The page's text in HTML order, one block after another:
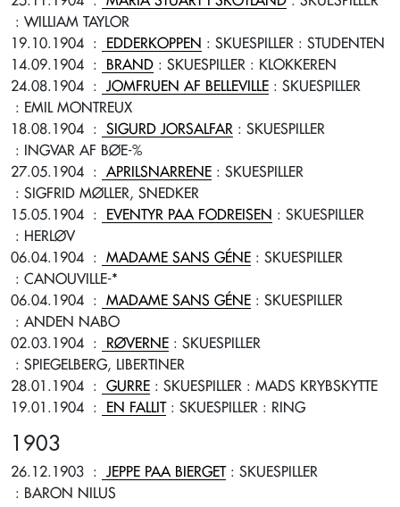
: WILLIAM TAYLOR
19.10.1904 : EDDERKOPPEN : SKUESPILLER : STUDENTEN
14.09.1904 : BRAND : SKUESPILLER : KLOKKEREN
24.08.1904 : JOMFRUEN AF BELLEVILLE : SKUESPILLER
: EMIL MONTREUX
18.08.1904 : SIGURD JORSALFAR : SKUESPILLER
: INGVAR AF BØE-%
27.05.1904 : APRILSNARRENE : SKUESPILLER
: SIGFRID MØLLER, SNEDKER
15.05.1904 : EVENTYR PAA FODREISEN : SKUESPILLER
: HERLØV
06.04.1904 : MADAME SANS GÉNE : SKUESPILLER
: CANOUVILLE-*
06.04.1904 : MADAME SANS GÉNE : SKUESPILLER
: ANDEN NABO
02.03.1904 : RØVERNE : SKUESPILLER
: SPIEGELBERG, LIBERTINER
28.01.1904 : GURRE : SKUESPILLER : MADS KRYBSKYTTE
19.01.1904 : EN FALLIT: SKUESPILLER : RING
1903
26.12.1903 : JEPPE PAA BIERGET: SKUESPILLER
: BARON NILUS